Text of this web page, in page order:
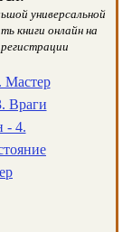
универсальной
книги онлайн на
Мастер
Враги
- 4.